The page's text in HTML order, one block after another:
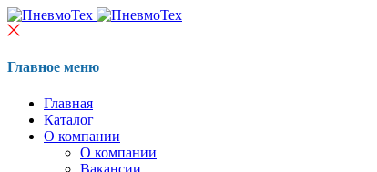
Главное меню
Главная
Каталог
О компании
О компании
Вакансии